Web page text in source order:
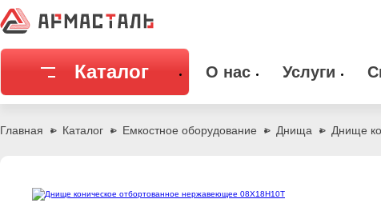
Каталог О нас Услуги
Главная Каталог Емкостное оборудование Днища Днище